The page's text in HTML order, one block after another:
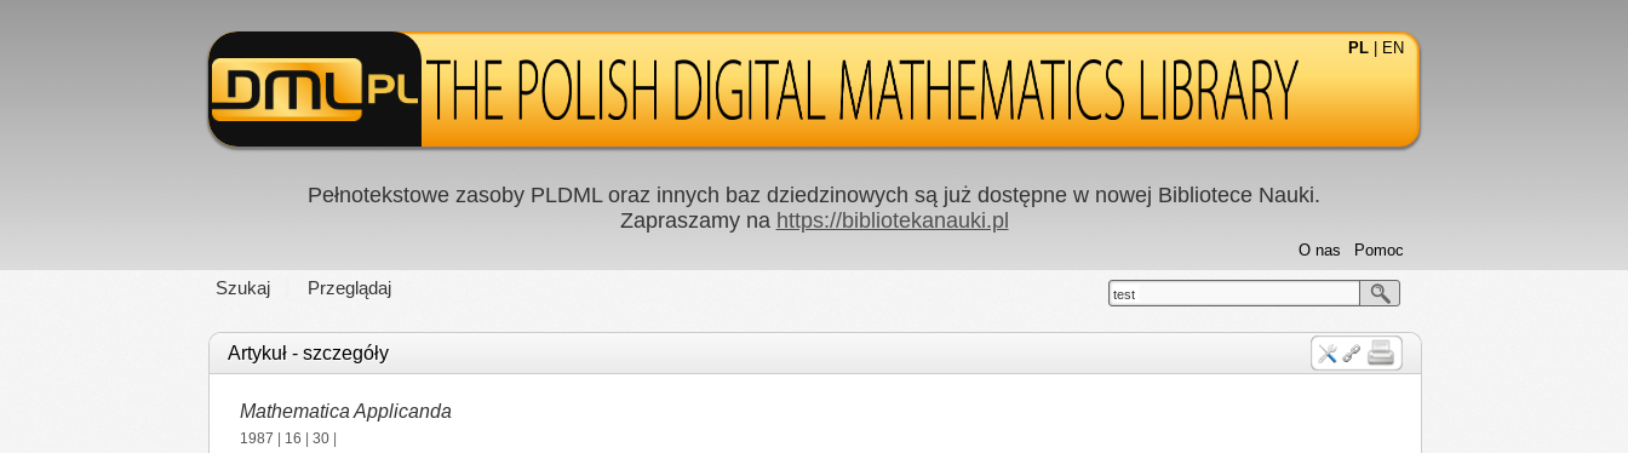
PL EN
Pełnotekstowe zasoby PLDML oraz innych baz dziedzinowych są już dostępne w nowej Bibliotece Nauki.
Zapraszamy na https://bibliotekanauki.pl
Szukaj Przeglądaj
Pomoc
O nas
test
Artykuł - szczegóły
Mathematica Applicanda
1987 16 30